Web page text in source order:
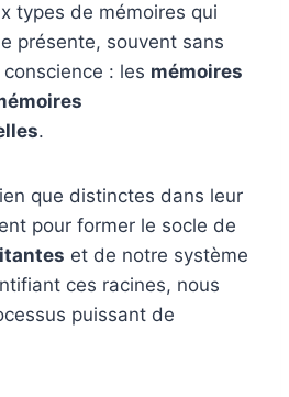
types de mémoires qui
présente, souvent sans
: les mémoires
.
que distinctes dans leur
pour former le socle de
et de notre système
ces racines, nous
puissant de